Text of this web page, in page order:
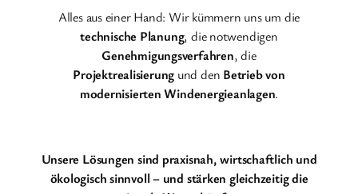
Alles aus einer Hand: Wir kümmern uns um die
technische Planung, die notwendigen
Genehmigungsverfahren, die
Projektrealisierung und den Betrieb von
modernisierten Windenergieanlagen.
Unsere Lösungen sind praxisnah, wirtschaftlich und
ökologisch sinnvoll – und stärken gleichzeitig die